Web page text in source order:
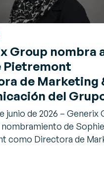
Group nombra
Pietremont
de Marketing
del
junio de 2026 – Generix
nombramiento de Sophie
como Directora de